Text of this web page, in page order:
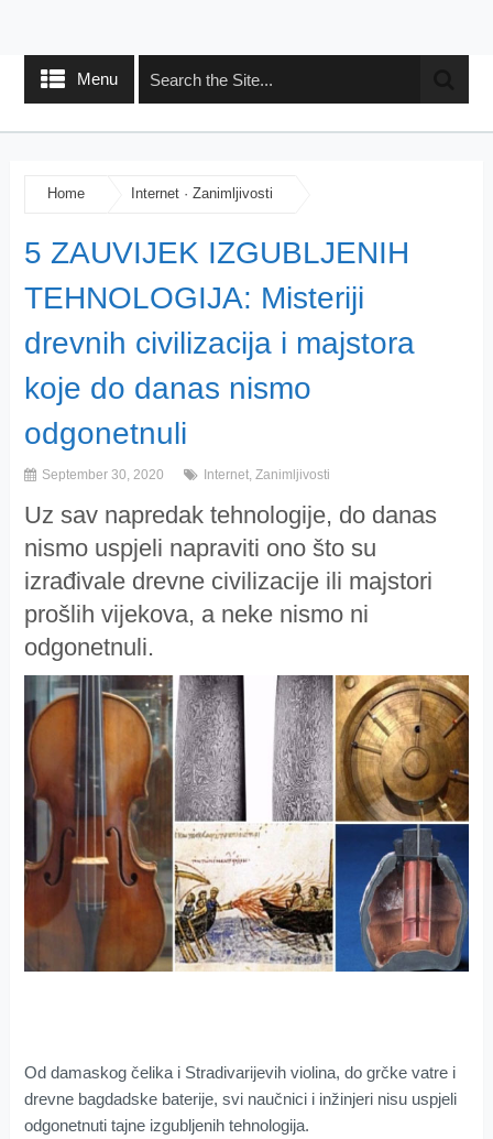
Menu
Home Internet· Zanimljivosti
5 ZAUVIJEK IZGUBLJENIH
TEHNOLOGIJA: Misteriji
drevnih civilizacija i majstora
koje do danas nismo
odgonetnuli
September 30, 2020 Internet, Zanimljivosti
Uz sav napredak tehnologije, do danas
nismo uspjeli napraviti ono što su
izrađivale drevne civilizacije ili majstori
prošlih vijekova, a neke nismo ni
odgonetnuli.
Od damaskog čelika i Stradivarijevih violina, do grčke vatre i
drevne bagdadske baterije, svi naučnici i inžinjeri nisu uspjeli
odgonetnuti tajne izgubljenih tehnologija.